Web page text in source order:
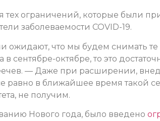
ограничений, которые были
заболеваемости COVID-19.
ожидают, что мы будем снимать
сентябре-октябре, то это
— Даже при расширении,
равно в ближайшее время такой
не получим.
Нового года, было введено